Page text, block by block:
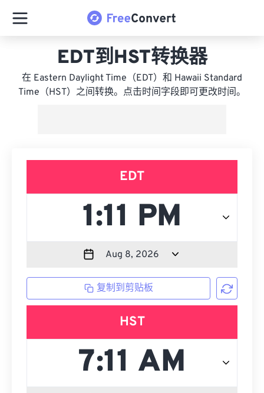
EDT到HST转换器
在 Eastern Daylight Time（EDT）和 Hawaii Standard
Time（HST）之间转换。点击时间字段即可更改时间。
EDT
复制到剪贴板
HST